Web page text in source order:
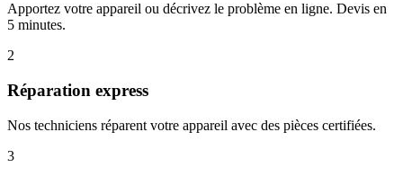
Apportez votre appareil ou décrivez le problème en ligne. Devis en
5 minutes.
2
Réparation express
Nos techniciens réparent votre appareil avec des pièces certifiées.
3